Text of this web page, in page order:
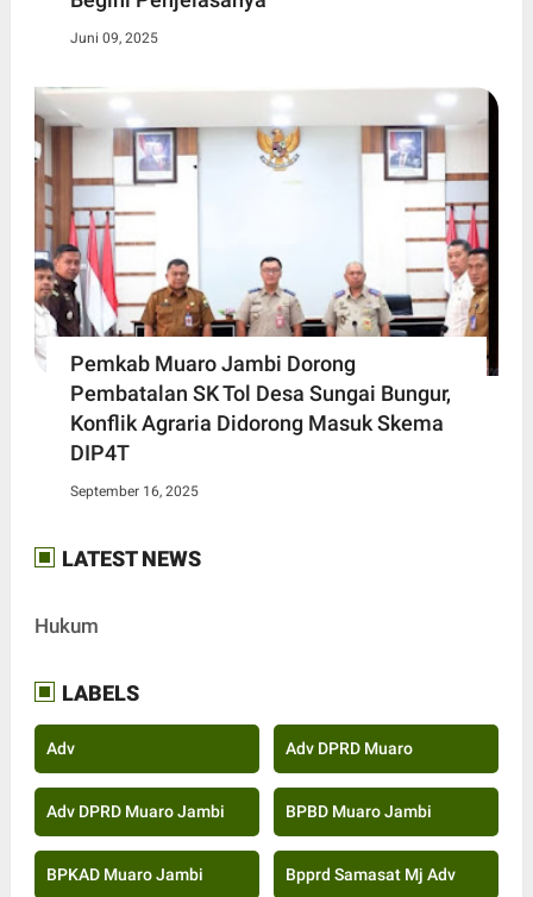
Juni 09, 2025
Pemkab Muaro Jambi Dorong
Pembatalan SK Tol Desa Sungai Bungur,
Konflik Agraria Didorong Masuk Skema
DIP4T
September 16, 2025
LATEST NEWS
Hukum
LABELS
Adv Adv DPRD Muaro
Adv DPRD Muaro Jambi BPBD Muaro Jambi
BPKAD Muaro Jambi Bpprd Samasat Mj Adv